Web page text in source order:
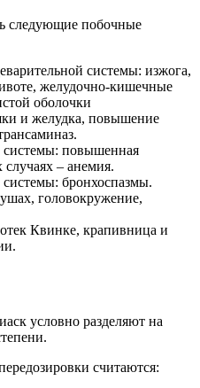
следующие побочные
системы: изжога,
желудочно-кишечные
оболочки
и желудка, повышение
повышенная
случаях – анемия.
бронхоспазмы.
головокружение,
Квинке, крапивница и
условно разделяют на
считаются: